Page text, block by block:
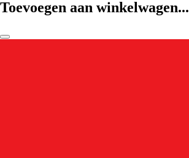
Toevoegen aan winkelwagen...